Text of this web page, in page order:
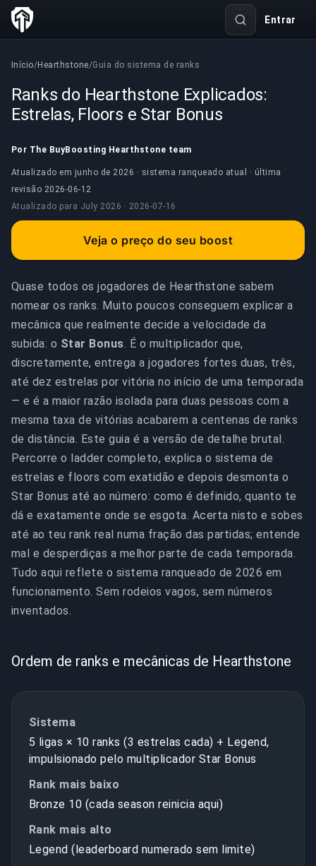
Entrar
Início/Hearthstone/Guia do sistema de ranks
Ranks do Hearthstone Explicados:
Estrelas, Floors e Star Bonus
Por The BuyBoosting Hearthstone team
Atualizado em junho de 2026 · sistema ranqueado atual · última
revisão 2026-06-12
Atualizado para July 2026 · 2026-07-16
Veja o preço do seu boost
Quase todos os jogadores de Hearthstone sabem
nomear os ranks. Muito poucos conseguem explicar a
mecânica que realmente decide a velocidade da
subida: o Star Bonus. É o multiplicador que,
discretamente, entrega a jogadores fortes duas, três,
até dez estrelas por vitória no início de uma temporada
— e é a maior razão isolada para duas pessoas com a
mesma taxa de vitórias acabarem a centenas de ranks
de distância. Este guia é a versão de detalhe brutal.
Percorre o ladder completo, explica o sistema de
estrelas e floors com exatidão e depois desmonta o
Star Bonus até ao número: como é definido, quanto te
dá e exatamente onde se esgota. Acerta nisto e sobes
até ao teu rank real numa fração das partidas; entende
mal e desperdiças a melhor parte de cada temporada.
Tudo aqui reflete o sistema ranqueado de 2026 em
funcionamento. Sem rodeios vagos, sem números
inventados.
Ordem de ranks e mecânicas de Hearthstone
Sistema
5 ligas × 10 ranks (3 estrelas cada) + Legend,
impulsionado pelo multiplicador Star Bonus
Rank mais baixo
Bronze 10 (cada season reinicia aqui)
Rank mais alto
Legend (leaderboard numerado sem limite)